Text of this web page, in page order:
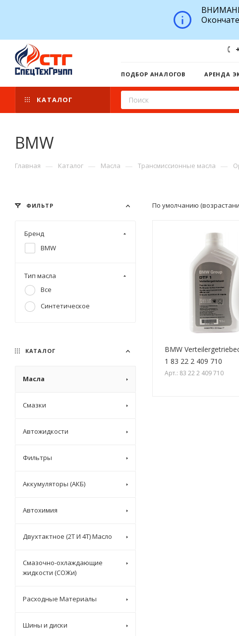
ПОДБОР АНАЛОГОВ АРЕНДА
КАТАЛОГ
BMW
Главная — Каталог — Масла — Трансмиссионные масла —
По умолчанию
BMW
1 83 22 2 409 710
Арт.: 83 22 2 409 710
ФИЛЬТР
Бренд
BMW
Тип масла
Все
Синтетическое
КАТАЛОГ
Масла
Смазки
Автожидкости
Фильтры
Аккумуляторы (АКБ)
Автохимия
Двухтактное (2T И 4T) Масло
Смазочно-охлаждающие
жидкости (СОЖи)
Расходные Материалы
Шины и диски